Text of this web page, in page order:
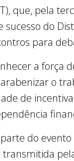
que, pela
sucesso do
para
a força
o
de
do
transmitida